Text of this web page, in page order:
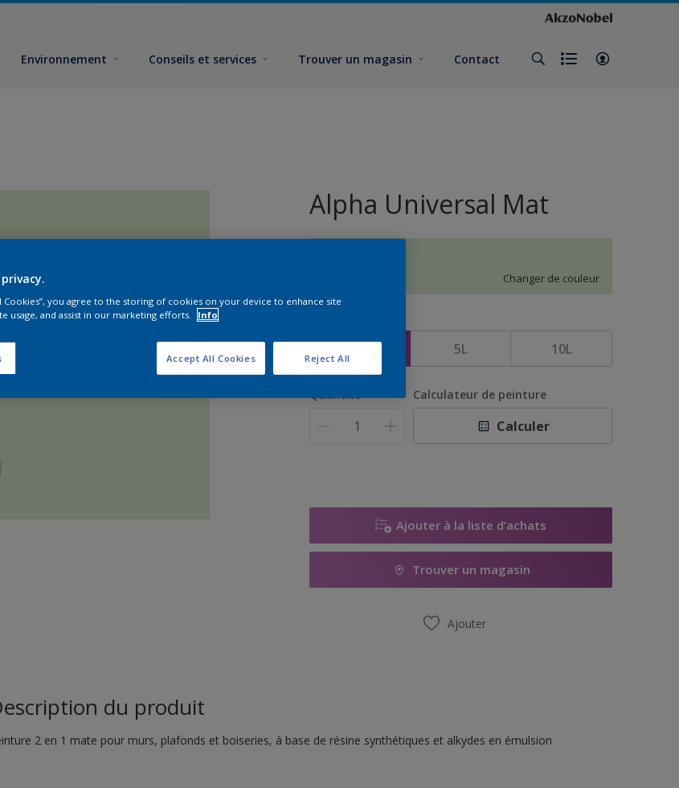
Environnement Conseils et services Trouver un magasin Contact
Alpha Universal Mat
Changer de couleur
5L 10L
Quantité Calculateur de peinture
Calculer
Ajouter à la liste d’achats
Trouver un magasin
Ajouter
du produit
2 en 1 mate pour murs, plafonds et boiseries, à base de résine synthétiques et alkydes en émulsion
Cookies”, you agree to the storing of cookies on your device to enhance site
usage, and assist in our marketing efforts.
Info
Reject All
Accept All Cookies